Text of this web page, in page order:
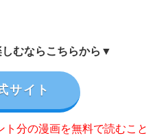
むならこちらから▼
サイト
分の漫画を無料で読むこと